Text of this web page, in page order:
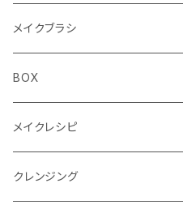
Summer（夏）
PK（ピンク）
BR（ブラウン）
4色パレット（ケース）
RD（レッド）
リップ30色
単色ケース付（オリジナルBOX付）
メイクブラシ
フェイスブラシ
チークブラシ
アイシャドウブラシ（M）
BOX
単色用BOX
4色パレット用BOX
メイクレシピ
メイクレシピ20枚入り
クレンジング